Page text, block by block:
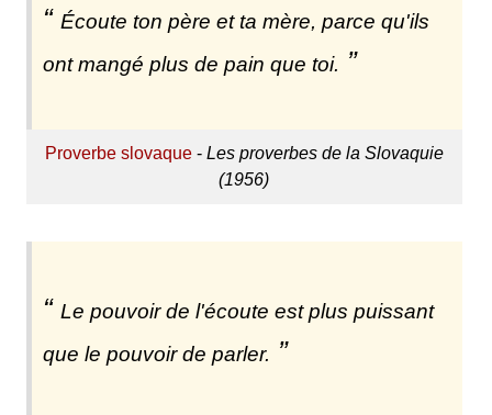
Écoute ton père et ta mère, parce qu'ils
ont mangé plus de pain que toi.
Proverbe slovaque- Les proverbes de la Slovaquie
(1956)
Le pouvoir de l'écoute est plus puissant
que le pouvoir de parler.